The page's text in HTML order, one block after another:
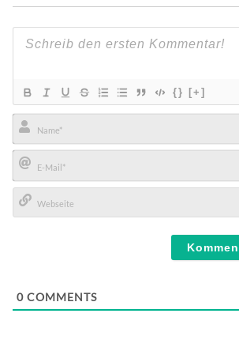
{} [+]
Name*
E-
Mail*
0 COMMENTS